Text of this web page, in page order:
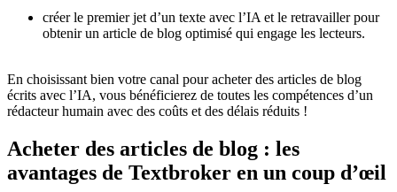
créer le premier jet d’un texte avec l’IA et le retravailler pour
obtenir un article de blog optimisé qui engage les lecteurs.
En choisissant bien votre canal pour acheter des articles de blog
écrits avec l’IA, vous bénéficierez de toutes les compétences d’un
rédacteur humain avec des coûts et des délais réduits !
Acheter des articles de blog : les
avantages de Textbroker en un coup d’œil